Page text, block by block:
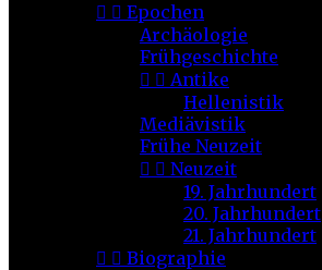
  Epochen
Archäologie
Frühgeschichte
  Antike
Hellenistik
Mediävistik
Frühe Neuzeit
  Neuzeit
19. Jahrhundert
20. Jahrhundert
21. Jahrhundert
  Biographie